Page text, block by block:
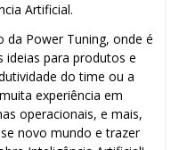
Artificial.
da Power Tuning, onde é
ideias para produtos e
do time ou a
experiência em
operacionais, e mais,
novo mundo e trazer